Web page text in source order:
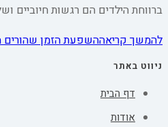
ברווחת הילדים הם רגשות חיוביים
להמשך קריאההשפעת הזמן שהורים
ניווט באתר
דף הבית
אודות